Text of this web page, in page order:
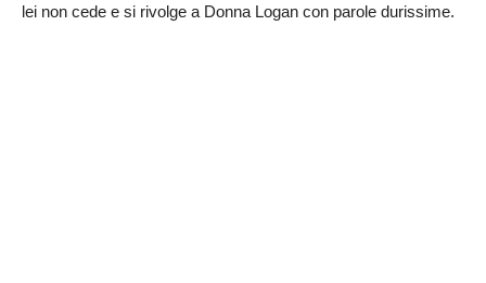
lei non cede e si rivolge a Donna Logan con parole durissime.